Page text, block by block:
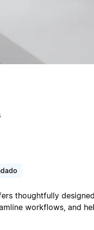
thoughtfully
workflows, and